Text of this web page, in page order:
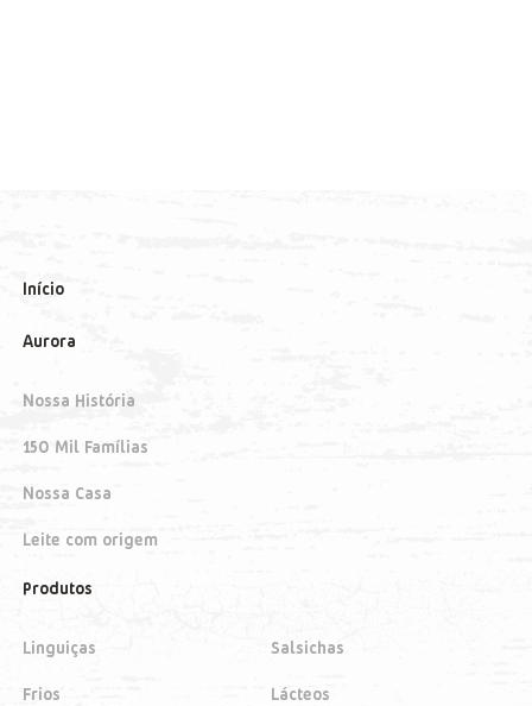
Início
Aurora
Nossa História
150 Mil Famílias
Nossa Casa
Leite com origem
Produtos
Linguiças
Frios
Salsichas
Lácteos